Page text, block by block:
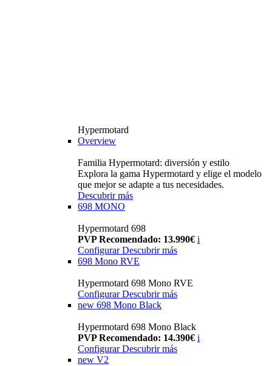
Hypermotard
Overview
Familia Hypermotard: diversión y estilo
Explora la gama Hypermotard y elige el modelo
que mejor se adapte a tus necesidades.
Descubrir más
698 MONO
Hypermotard 698
PVP Recomendado: 13.990€ i
ConfigurarDescubrir más
698 Mono RVE
Hypermotard 698 Mono RVE
Configurar Descubrir más
new 698 Mono Black
Hypermotard 698 Mono Black
PVP Recomendado: 14.390€ i
Configurar Descubrir más
new V2